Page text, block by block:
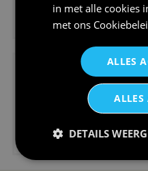
V-hals shirt
in met alle cookies
met ons
ALLES
ALLES
DETAILS